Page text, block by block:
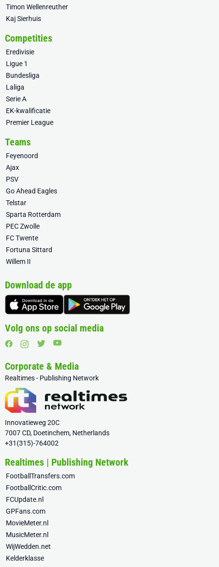
Timon Wellenreuther
Kaj Sierhuis
Competities
Eredivisie
Ligue 1
Bundesliga
Laliga
Serie A
EK-kwalificatie
Premier League
Teams
Feyenoord
Ajax
PSV
Go Ahead Eagles
Telstar
Sparta Rotterdam
PEC Zwolle
FC Twente
Fortuna Sittard
Willem II
Download de app
Volg ons op social media
Corporate & Media
Realtimes - Publishing Network
Innovatieweg 20C
7007 CD, Doetinchem, Netherlands
+31(315)-764002
Realtimes | Publishing Network
FootballTransfers.com
FootballCritic.com
FCUpdate.nl
GPFans.com
MovieMeter.nl
MusicMeter.nl
WijWedden.net
Kelderklasse